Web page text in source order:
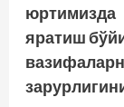
яратиш